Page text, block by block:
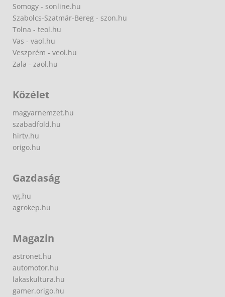
Somogy - sonline.hu
Szabolcs-Szatmár-Bereg - szon.hu
Tolna - teol.hu
Vas - vaol.hu
Veszprém - veol.hu
Zala - zaol.hu
Közélet
magyarnemzet.hu
szabadfold.hu
hirtv.hu
origo.hu
Gazdaság
vg.hu
agrokep.hu
Magazin
astronet.hu
automotor.hu
lakaskultura.hu
gamer.origo.hu